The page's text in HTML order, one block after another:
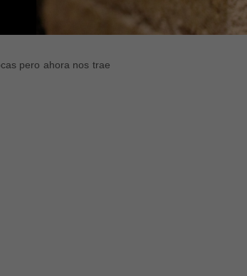
pero ahora nos trae